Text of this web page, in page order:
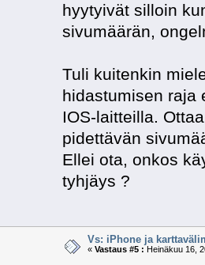
hyytyivät silloin
sivumäärän,
Tuli kuitenkin
hidastumisen raja
IOS-laitteilla.
pidettävän
Ellei ota, onkos
tyhjäys ?
Vs: iPhone ja
«Vastaus #5 : Heinäkuu 16,